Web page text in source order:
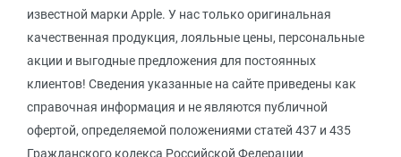
известной марки Apple. У нас только оригинальная
качественная продукция, лояльные цены, персональные
акции и выгодные предложения для постоянных
клиентов! Сведения указанные на сайте приведены как
справочная информация и не являются публичной
офертой, определяемой положениями статей 437 и 435
Гражданского кодекса Российской Федерации